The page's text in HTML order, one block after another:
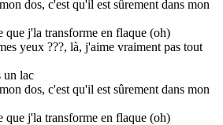
dos, c'est qu'il est sûrement dans mon
que j'la transforme en flaque (oh)
yeux ???, là, j'aime vraiment pas tout
un lac
dos, c'est qu'il est sûrement dans mon
que j'la transforme en flaque (oh)